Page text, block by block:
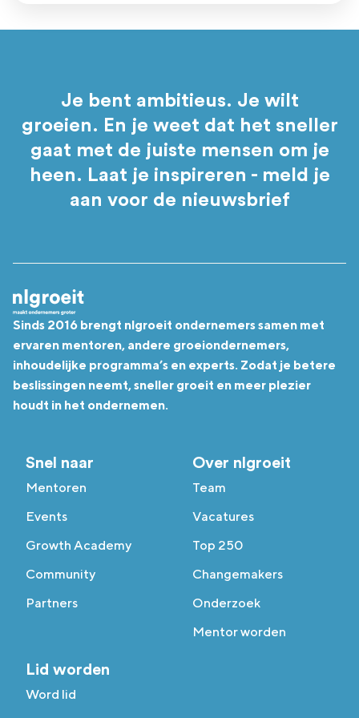
Je bent ambitieus. Je wilt
groeien. En je weet dat het sneller
gaat met de juiste mensen om je
heen. Laat je inspireren - meld je
aan voor de nieuwsbrief
Sinds 2016 brengt nlgroeit ondernemers samen met
ervaren mentoren, andere groeiondernemers,
inhoudelijke programma’s en experts. Zodat je betere
beslissingen neemt, sneller groeit en meer plezier
houdt in het ondernemen.
Snel naar
Mentoren
Events
Growth Academy
Community
Partners
Over nlgroeit
Team
Vacatures
Top 250
Changemakers
Onderzoek
Mentor worden
Lid worden
Word lid